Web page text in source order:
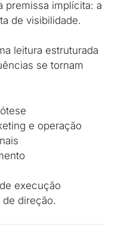
premissa implícita: a
de visibilidade.
leitura estruturada
se tornam
e operação
execução
de direção.